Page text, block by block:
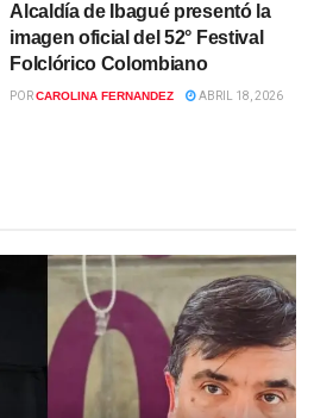
Alcaldía de Ibagué presentó la
imagen oficial del 52° Festival
Folclórico Colombiano
PORCAROLINA FERNANDEZ ABRIL 18, 2026